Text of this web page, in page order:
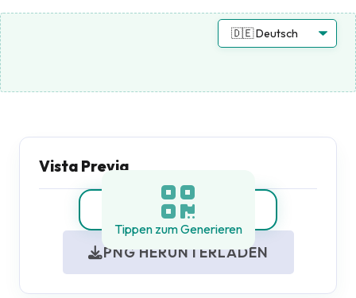
Vista Previa
Tippen zum Generieren
PNG HERUNTERLADEN